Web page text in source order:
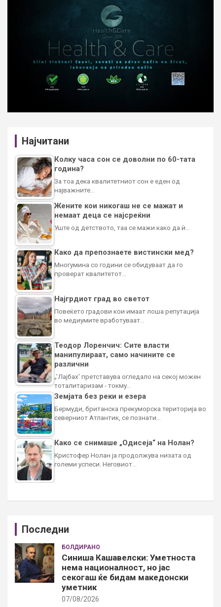
Најчитани
Колку часа сон се доволни по 60-тата
година?
За тоа дека квалитетниот сон е еден од
најважните…
Жените кои никогаш не се мажат и
немаат деца се најсреќни
Уште од детството, таа се мажи како да ѝ…
Како да препознаете вистински мед?
Многумина со години се обидуваат да го
проверат квалитетот…
Најгрдиот град во светот
Повеќето градови кои имаат лоша репутација
во медиумите вработуваат…
Теодор Лоренчич: Сите власти
манипулираат, само начините се
различни
„’Лајбах’ претставува огледало на секој можен
тоталитаризам - токму…
Земјата без реки и езера
Бермуди, британска прекуморска територија во
северниот Атлантик, се познати…
Како се снимаше „Одисеја“ на Нолан?
Кристофер Нолан ја продолжува низата од
големи успеси. Неговиот…
Последни
БОЛДИРАНО
Синиша Кашавелски: Уметноста
нема националност, но јас
секогаш ќе бидам македонски
уметник
07/08/2026